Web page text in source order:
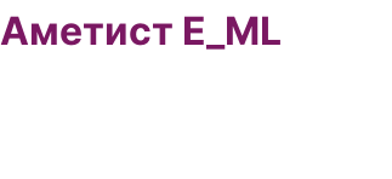
Аметист E_ML